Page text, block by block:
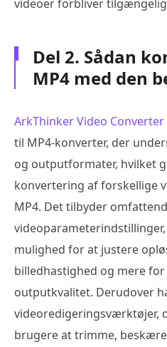
videoer forbliver
Del 2. Sådan
MP4 med den
ArkThinker Video
til MP4-konverter, der
og outputformater, hvilket
konvertering af forskellige
MP4. Det tilbyder
mulighed for at justere
billedhastighed og mere
outputkvalitet. Derudover
videoredigeringsværktøjer,
brugere at trimme,